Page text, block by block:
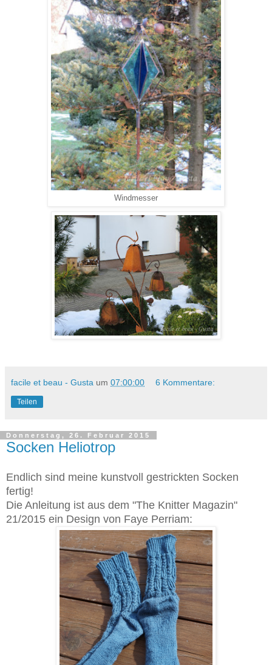
Windmesser
facile et beau - Gusta um 07:00:00 6 Kommentare:
Teilen
Donnerstag, 26. Februar 2015
Socken Heliotrop
Endlich sind meine kunstvoll gestrickten Socken
fertig!
Die Anleitung ist aus dem "The Knitter Magazin"
21/2015 ein Design von Faye Perriam: